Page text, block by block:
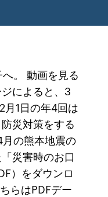
。 動画を見る
によると、3
月1日の年4回は
災対策をする
月の熊本地震の
災害時のお口
）をダウンロ
らはPDFデー